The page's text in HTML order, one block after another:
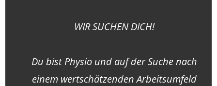
WIR SUCHEN DICH!
Du bist Physio und auf der Suche nach
einem wertschätzenden Arbeitsumfeld